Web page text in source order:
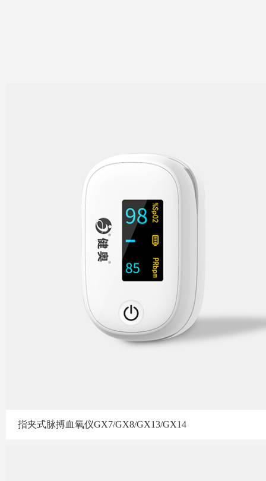
指夹式脉搏血氧仪GX7/GX8/GX13/GX14